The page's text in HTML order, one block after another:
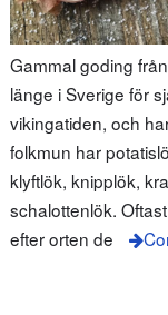
Gammal goding
länge i Sverige för
vikingatiden, och
folkmun har
klyftlök, knipplök,
schalottenlök.
efter orten de